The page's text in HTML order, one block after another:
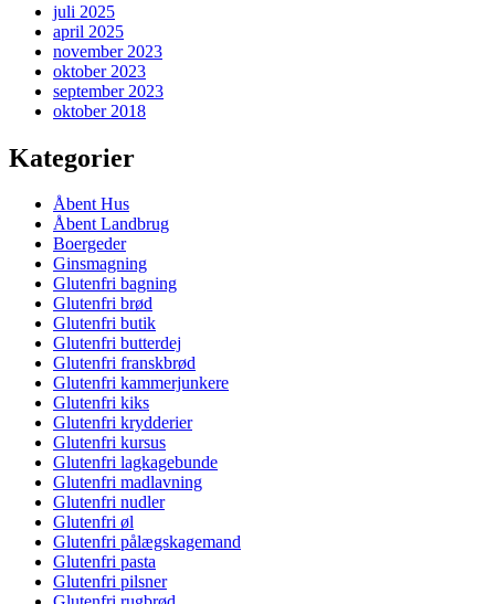
juli 2025
april 2025
november 2023
oktober 2023
september 2023
oktober 2018
Kategorier
Åbent Hus
Åbent Landbrug
Boergeder
Ginsmagning
Glutenfri bagning
Glutenfri brød
Glutenfri butik
Glutenfri butterdej
Glutenfri franskbrød
Glutenfri kammerjunkere
Glutenfri kiks
Glutenfri krydderier
Glutenfri kursus
Glutenfri lagkagebunde
Glutenfri madlavning
Glutenfri nudler
Glutenfri øl
Glutenfri pålægskagemand
Glutenfri pasta
Glutenfri pilsner